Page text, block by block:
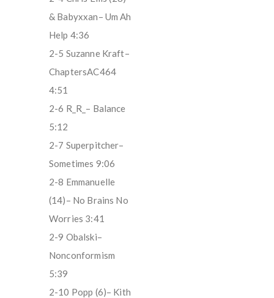
& Babyxxan– Um Ah
Help 4:36
2-5 Suzanne Kraft–
ChaptersAC464
4:51
2-6 R_R_– Balance
5:12
2-7 Superpitcher–
Sometimes 9:06
2-8 Emmanuelle
(14)– No Brains No
Worries 3:41
2-9 Obalski–
Nonconformism
5:39
2-10 Popp (6)– Kith